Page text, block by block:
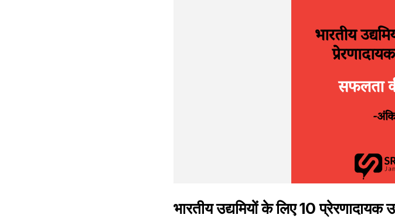
भारतीय उद्यमियों के लिए 10